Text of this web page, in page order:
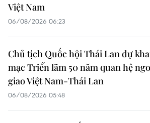
Việt Nam
06/08/2026 06:23
Chủ tịch Quốc hội Thái Lan dự
mạc Triển lãm 50 năm quan hệ
giao Việt Nam-Thái Lan
06/08/2026 05:48